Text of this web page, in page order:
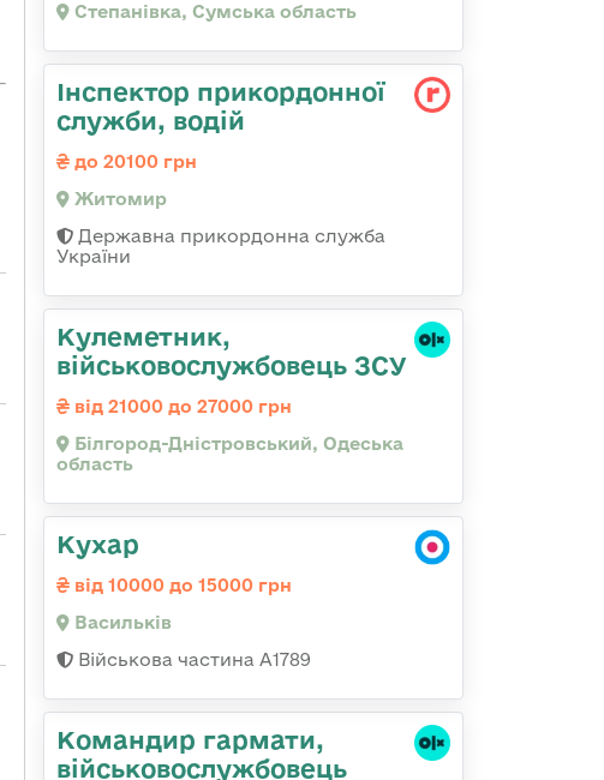
Степанівка, Сумська область
Інспектор прикордонної
служби, водій
до 20100 грн
Житомир
Державна прикордонна служба
України
Кулеметник,
військовослужбовець ЗСУ
від 21000 до 27000 грн
Білгород-Дністровський, Одеська
область
Кухар
від 10000 до 15000 грн
Васильків
Військова частина А1789
Командир гаpмати,
військовослужбовець